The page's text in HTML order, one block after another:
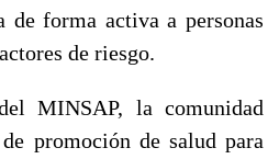
de forma activa a personas
de riesgo.
MINSAP, la comunidad
promoción de salud para